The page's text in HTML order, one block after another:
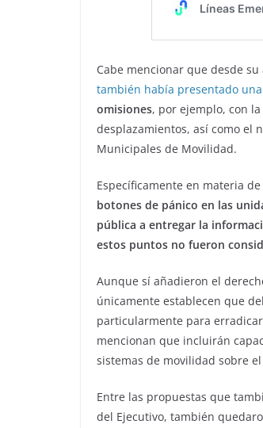
Cabe mencionar que desde
también había presentado
omisiones, por ejemplo, con
desplazamientos, así como el
Municipales de Movilidad.
Específicamente en materia
botones de pánico en las
pública a entregar la
estos puntos no fueron
Aunque sí añadieron el
únicamente establecen que
particularmente para
mencionan que incluirán
sistemas de movilidad sobre
Entre las propuestas que
del Ejecutivo, también